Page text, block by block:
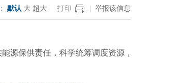
默认 大 超大 |
打印 举报该信息
源保供责任，科学统筹调度资源，